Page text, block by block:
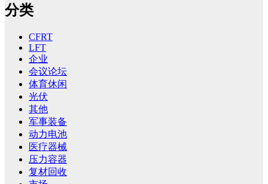
分类
CFRT
LFT
企业
会议论坛
体育休闲
光伏
其他
军事装备
动力电池
医疗器械
压力容器
复材回收